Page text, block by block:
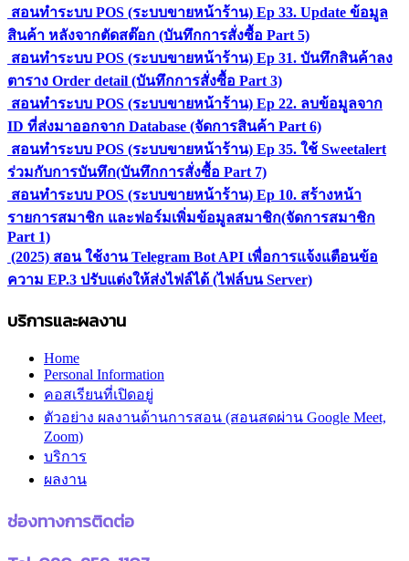
สอนทำระบบ POS (ระบบขายหน้าร้าน) Ep 33. Update ข้อมูล
สินค้า หลังจากตัดสต๊อก (บันทึกการสั่งซื้อ Part 5)
สอนทำระบบ POS (ระบบขายหน้าร้าน) Ep 31. บันทึกสินค้าลง
ตาราง Order detail (บันทึกการสั่งซื้อ Part 3)
สอนทำระบบ POS (ระบบขายหน้าร้าน) Ep 22. ลบข้อมูลจาก
ID ที่ส่งมาออกจาก Database (จัดการสินค้า Part 6)
สอนทำระบบ POS (ระบบขายหน้าร้าน) Ep 35. ใช้ Sweetalert
ร่วมกับการบันทึก(บันทึกการสั่งซื้อ Part 7)
สอนทำระบบ POS (ระบบขายหน้าร้าน) Ep 10. สร้างหน้า
รายการสมาชิก และฟอร์มเพิ่มข้อมูลสมาชิก(จัดการสมาชิก
Part 1)
(2025) สอน ใช้งาน Telegram Bot API เพื่อการแจ้งแตือนข้อ
ความ EP.3 ปรับแต่งให้ส่งไฟล์ได้ (ไฟล์บน Server)
บริการและผลงาน
Home
Personal Information
คอสเรียนที่เปิดอยู่
ตัวอย่าง ผลงานด้านการสอน (สอนสดผ่าน Google Meet,
Zoom)
บริการ
ผลงาน
ช่องทางการติดต่อ